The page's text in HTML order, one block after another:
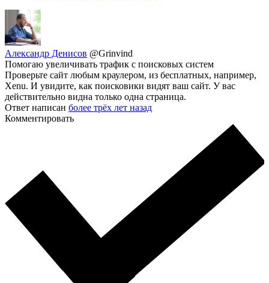
Александр Денисов @Grinvind
Помогаю увеличивать трафик с поисковых систем
Проверьте сайт любым краулером, из бесплатных, например,
Xenu. И увидите, как поисковики видят ваш сайт. У вас
действительно видна только одна страница.
Ответ написан более трёх лет назад
Комментировать